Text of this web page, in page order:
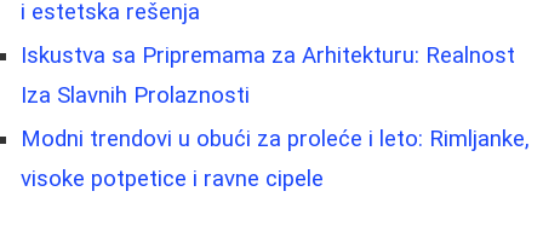
i estetska rešenja
Iskustva sa Pripremama za Arhitekturu: Realnost
Iza Slavnih Prolaznosti
Modni trendovi u obući za proleće i leto: Rimljanke,
visoke potpetice i ravne cipele